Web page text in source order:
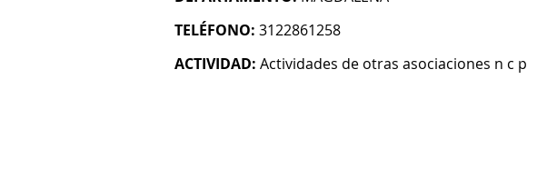
TELÉFONO: 3122861258
ACTIVIDAD: Actividades de otras asociaciones n c p